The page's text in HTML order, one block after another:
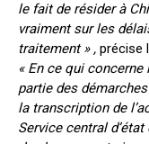
le fait de résider à
vraiment sur les
traitement » , précise
« En ce qui
partie des
la transcription de
Service central